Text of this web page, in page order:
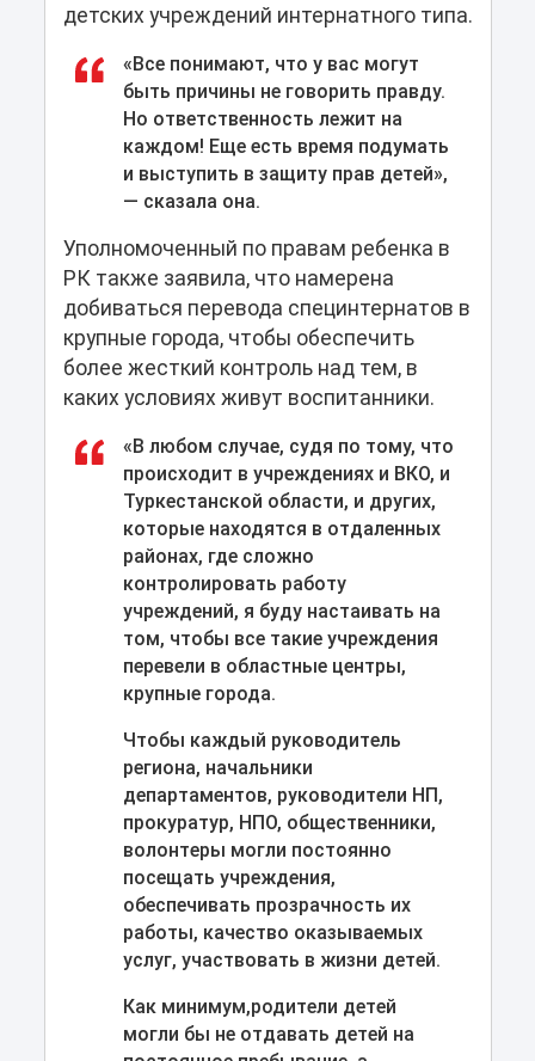
детских учреждений интернатного типа.
«Все понимают, что у вас могут
быть причины не говорить правду.
Но ответственность лежит на
каждом! Еще есть время подумать
и выступить в защиту прав детей»,
— сказала она.
Уполномоченный по правам ребенка в
РК также заявила, что намерена
добиваться перевода специнтернатов в
крупные города, чтобы обеспечить
более жесткий контроль над тем, в
каких условиях живут воспитанники.
«В любом случае, судя по тому, что
происходит в учреждениях и ВКО, и
Туркестанской области, и других,
которые находятся в отдаленных
районах, где сложно
контролировать работу
учреждений, я буду настаивать на
том, чтобы все такие учреждения
перевели в областные центры,
крупные города.
Чтобы каждый руководитель
региона, начальники
департаментов, руководители НП,
прокуратур, НПО, общественники,
волонтеры могли постоянно
посещать учреждения,
обеспечивать прозрачность их
работы, качество оказываемых
услуг, участвовать в жизни детей.
Как минимум,родители детей
могли бы не отдавать детей на